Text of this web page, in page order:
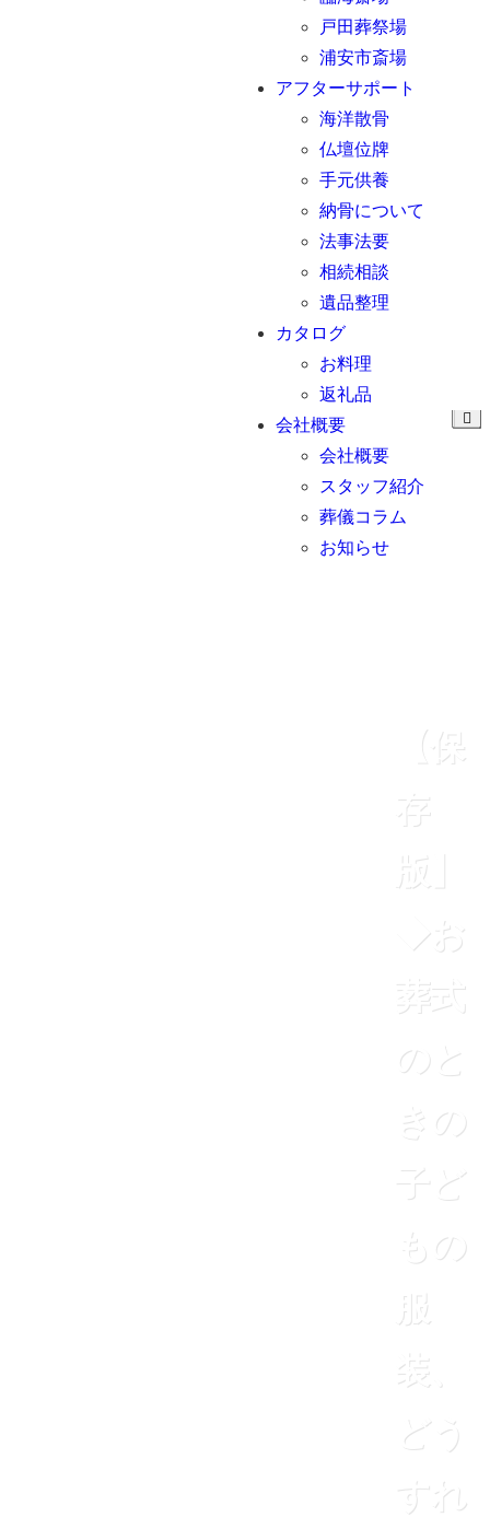
戸田葬祭場
浦安市斎場
アフターサポート
海洋散骨
仏壇位牌
手元供養
納骨について
法事法要
相続相談
遺品整理
カタログ
お料理
返礼品
会社概要
会社概要
スタッフ紹介
葬儀コラム
お知らせ
【保
存
版】
◆お
葬式
のと
きの
子ど
もの
服
装、
どう
すれ